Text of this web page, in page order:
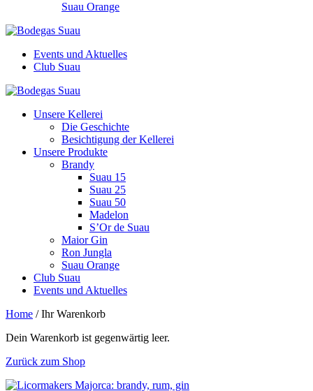
Suau Orange
Events und Aktuelles
Club Suau
Unsere Kellerei
Die Geschichte
Besichtigung der Kellerei
Unsere Produkte
Brandy
Suau 15
Suau 25
Suau 50
Madelon
S’Or de Suau
Maior Gin
Ron Jungla
Suau Orange
Club Suau
Events und Aktuelles
Home /Ihr Warenkorb
Dein Warenkorb ist gegenwärtig leer.
Zurück zum Shop